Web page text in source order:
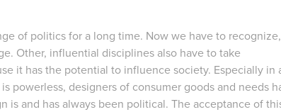
of politics for a long time. Now we have to recognize,
Other, influential disciplines also have to take
it has the potential to influence society. Especially in
powerless, designers of consumer goods and needs
is and has always been political. The acceptance of